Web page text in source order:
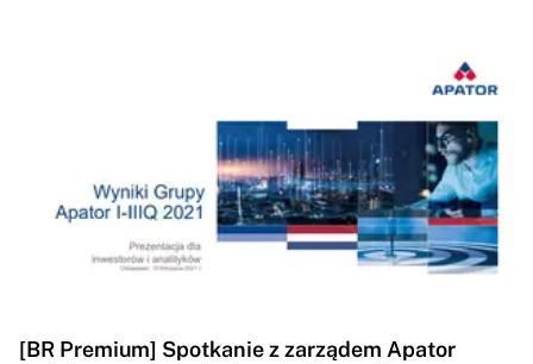
[BR Premium] Spotkanie z zarządem Apator